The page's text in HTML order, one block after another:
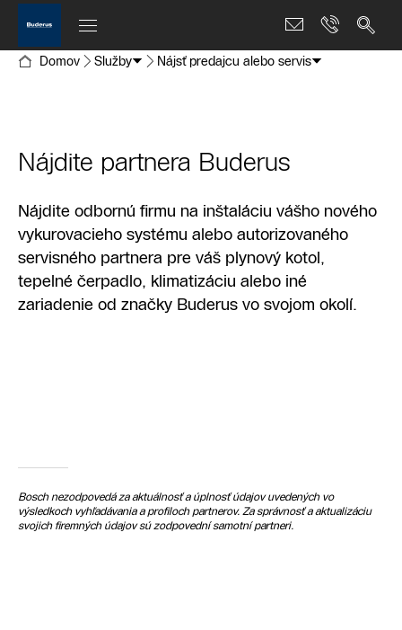
Domov Služby Nájsť predajcu alebo servis
Nájdite partnera Buderus
Nájdite odbornú firmu na inštaláciu vášho nového
vykurovacieho systému alebo autorizovaného
servisného partnera pre váš plynový kotol,
tepelné čerpadlo, klimatizáciu alebo iné
zariadenie od značky Buderus vo svojom okolí.
Bosch nezodpovedá za aktuálnosť a úplnosť údajov uvedených vo
výsledkoch vyhľadávania a profiloch partnerov. Za správnosť a aktualizáciu
svojich firemných údajov sú zodpovední samotní partneri.